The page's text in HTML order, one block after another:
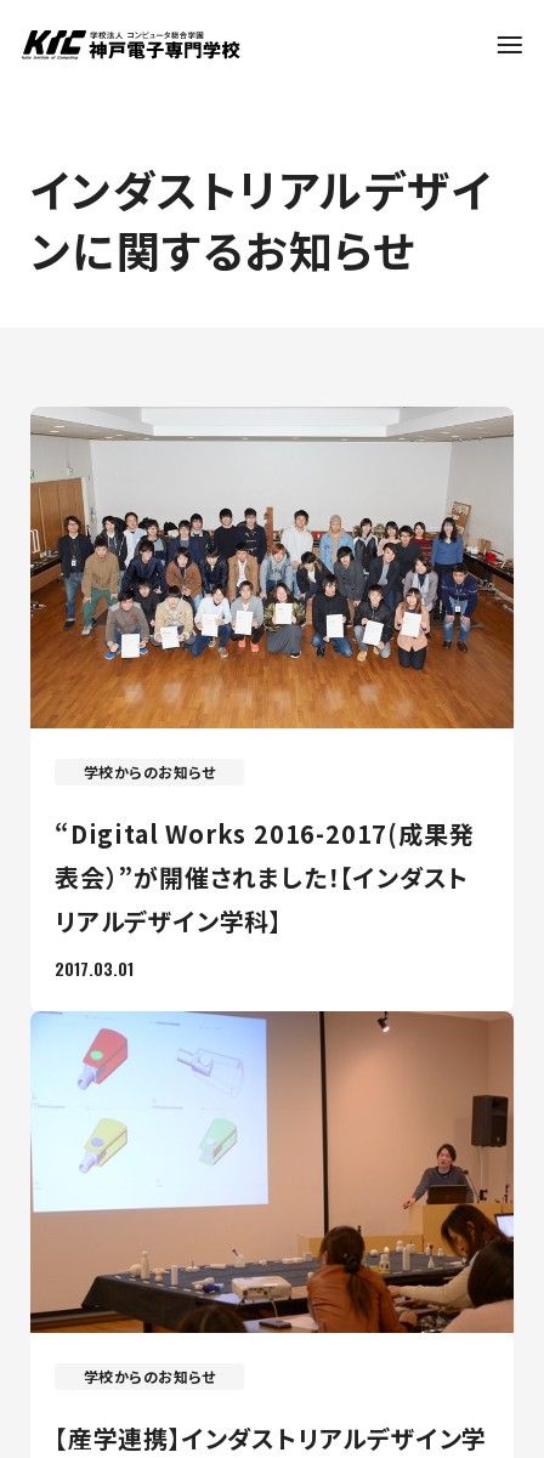
学科・コース
訪問者別
入試情報
神戸電子について
最新のお知らせ
+プラスラボ
オープン
キャンパス
資料請求
こちら
インダストリアルデザイ
ンに関するお知らせ
学校からのお知らせ
“Digital Works 2016-2017(成果発
表会）”が開催されました！【インダスト
リアルデザイン学科】
2017.03.01
学校からのお知らせ
【産学連携】インダストリアルデザイン学